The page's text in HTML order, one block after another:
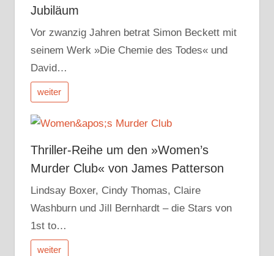
Jubiläum
Vor zwanzig Jahren betrat Simon Beckett mit
seinem Werk »Die Chemie des Todes« und
David…
weiter
Thriller-Reihe um den »Women’s
Murder Club« von James Patterson
Lindsay Boxer, Cindy Thomas, Claire
Washburn und Jill Bernhardt – die Stars von
1st to…
weiter